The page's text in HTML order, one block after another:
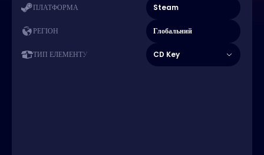
ПЛАТФОРМА Steam
РЕГІОН Глобальний
ТИП ЕЛЕМЕНТУ CD Key